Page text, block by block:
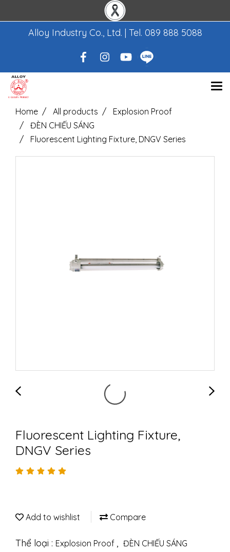
Alloy Industry Co., Ltd. | Tel. 089 888 5088
Home All products
Explosion Proof
ĐÈN CHIẾU SÁNG
Fluorescent Lighting Fixture, DNGV Series
Fluorescent Lighting Fixture,
DNGV Series
Add to wishlist Compare
Thể loại : Explosion Proof , ĐÈN CHIẾU SÁNG